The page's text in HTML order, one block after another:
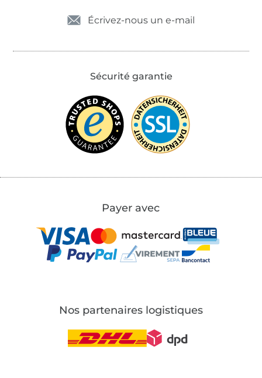
Écrivez-nous un e-mail
Sécurité garantie
Payer avec
Nos partenaires logistiques